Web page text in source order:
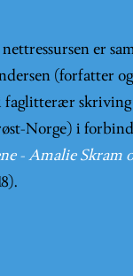
er
(forfatter og
faglitterær
Norge) i
- Amalie Skram